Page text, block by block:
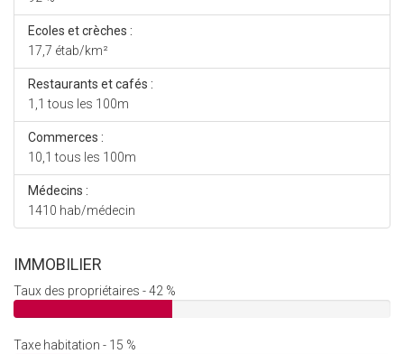
Ecoles et crèches :
17,7 étab/km²
Restaurants et cafés :
1,1 tous les 100m
Commerces :
10,1 tous les 100m
Médecins :
1410 hab/médecin
IMMOBILIER
Taux des propriétaires - 42 %
Taxe habitation - 15 %